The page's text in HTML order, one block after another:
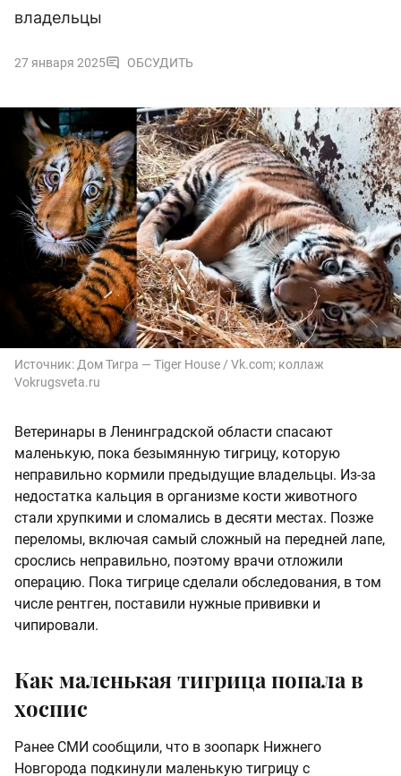
владельцы
27 января 2025 ОБСУДИТЬ
Источник: Дом Тигра — Tiger House / Vk.com; коллаж
Vokrugsveta.ru
Ветеринары в Ленинградской области спасают
маленькую, пока безымянную тигрицу, которую
неправильно кормили предыдущие владельцы. Из-за
недостатка кальция в организме кости животного
стали хрупкими и сломались в десяти местах. Позже
переломы, включая самый сложный на передней лапе,
срослись неправильно, поэтому врачи отложили
операцию. Пока тигрице сделали обследования, в том
числе рентген, поставили нужные прививки и
чипировали.
Как маленькая тигрица попала в
хоспис
Ранее СМИ сообщили, что в зоопарк Нижнего
Новгорода подкинули маленькую тигрицу с